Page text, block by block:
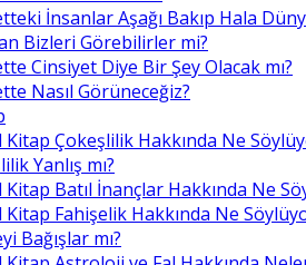
İnsanlar Aşağı Bakıp Hala
Bizleri Görebilirler mi?
Cinsiyet Diye Bir Şey Olacak mı?
Nasıl Görüneceğiz?
Kitap Çokeşlilik Hakkında Ne
Yanlış mı?
Kitap Batıl İnançlar Hakkında Ne
Kitap Fahişelik Hakkında Ne
Bağışlar mı?